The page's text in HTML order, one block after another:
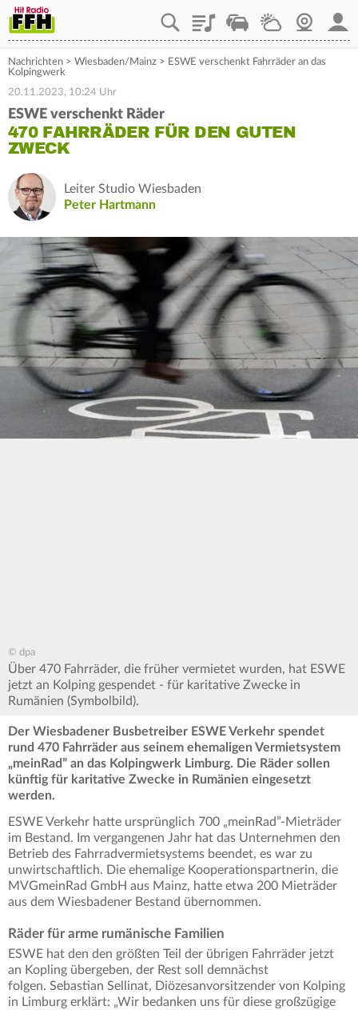
PlaylistStaupilotWetterWebcam
Nachrichten > Wiesbaden/Mainz > ESWE verschenkt Fahrräder an das
Kolpingwerk
20.11.2023, 10:24 Uhr
ESWE verschenkt Räder
470 FAHRRÄDER FÜR DEN GUTEN
ZWECK
Leiter Studio Wiesbaden
Peter Hartmann
© dpa
Über 470 Fahrräder, die früher vermietet wurden, hat ESWE
jetzt an Kolping gespendet - für karitative Zwecke in
Rumänien (Symbolbild).
Der Wiesbadener Busbetreiber ESWE Verkehr spendet
rund 470 Fahrräder aus seinem ehemaligen Vermietsystem
„meinRad” an das Kolpingwerk Limburg. Die Räder sollen
künftig für karitative Zwecke in Rumänien eingesetzt
werden.
ESWE Verkehr hatte ursprünglich 700 „meinRad”-Mieträder
im Bestand. Im vergangenen Jahr hat das Unternehmen den
Betrieb des Fahrradvermietsystems beendet, es war zu
unwirtschaftlich. Die ehemalige Kooperationspartnerin, die
MVGmeinRad GmbH aus Mainz, hatte etwa 200 Mieträder
aus dem Wiesbadener Bestand übernommen.
Räder für arme rumänische Familien
ESWE hat den den größten Teil der übrigen Fahrräder jetzt
an Kopling übergeben, der Rest soll demnächst
folgen. Sebastian Sellinat, Diözesanvorsitzender von Kolping
in Limburg erklärt: „Wir bedanken uns für diese großzügige